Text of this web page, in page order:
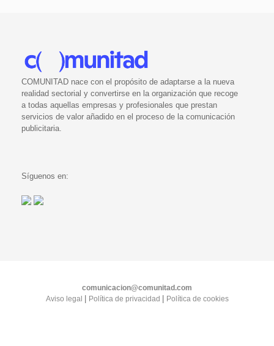
COMUNITAD nace con el propósito de adaptarse a la nueva
realidad sectorial y convertirse en la organización que recoge
a todas aquellas empresas y profesionales que prestan
servicios de valor añadido en el proceso de la comunicación
publicitaria.
Síguenos en:
comunicacion@comunitad.com
Aviso legal
Política de privacidad Política de cookies